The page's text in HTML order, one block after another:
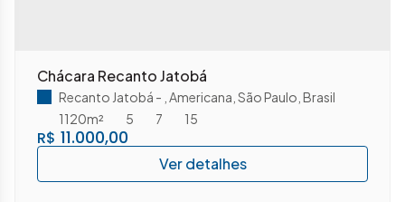
Chácara Recanto Jatobá
R$ 11.000,00
Recanto Jatobá Americana São Paulo Brasil
5
7
1120m² 15